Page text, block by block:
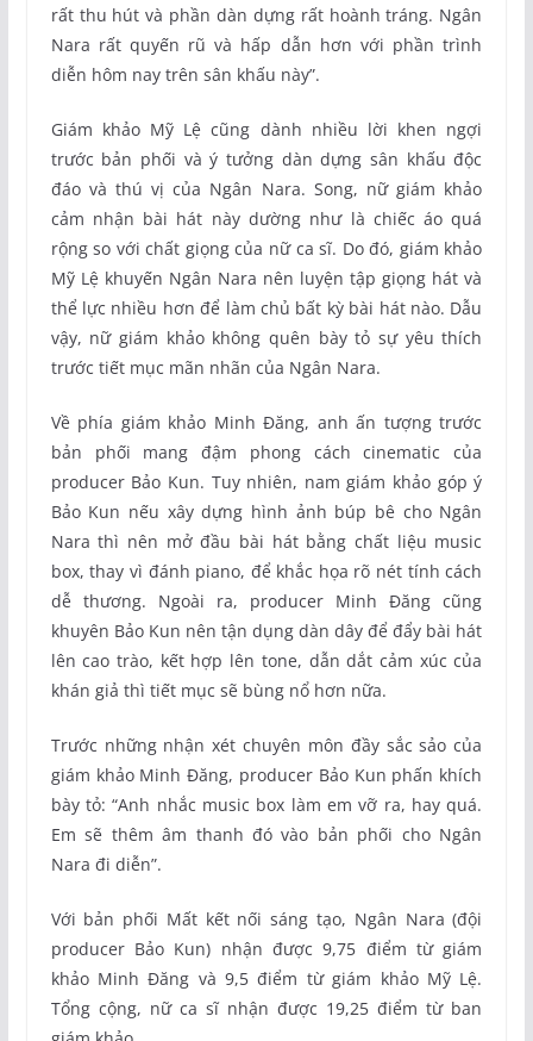
rất thu hút và phần dàn dựng rất hoành tráng. Ngân
Nara rất quyến rũ và hấp dẫn hơn với phần trình
diễn hôm nay trên sân khấu này”.
Giám khảo Mỹ Lệ cũng dành nhiều lời khen ngợi
trước bản phối và ý tưởng dàn dựng sân khấu độc
đáo và thú vị của Ngân Nara. Song, nữ giám khảo
cảm nhận bài hát này dường như là chiếc áo quá
rộng so với chất giọng của nữ ca sĩ. Do đó, giám khảo
Mỹ Lệ khuyến Ngân Nara nên luyện tập giọng hát và
thể lực nhiều hơn để làm chủ bất kỳ bài hát nào. Dẫu
vậy, nữ giám khảo không quên bày tỏ sự yêu thích
trước tiết mục mãn nhãn của Ngân Nara.
Về phía giám khảo Minh Đăng, anh ấn tượng trước
bản phối mang đậm phong cách cinematic của
producer Bảo Kun. Tuy nhiên, nam giám khảo góp ý
Bảo Kun nếu xây dựng hình ảnh búp bê cho Ngân
Nara thì nên mở đầu bài hát bằng chất liệu music
box, thay vì đánh piano, để khắc họa rõ nét tính cách
dễ thương. Ngoài ra, producer Minh Đăng cũng
khuyên Bảo Kun nên tận dụng dàn dây để đẩy bài hát
lên cao trào, kết hợp lên tone, dẫn dắt cảm xúc của
khán giả thì tiết mục sẽ bùng nổ hơn nữa.
Trước những nhận xét chuyên môn đầy sắc sảo của
giám khảo Minh Đăng, producer Bảo Kun phấn khích
bày tỏ: “Anh nhắc music box làm em vỡ ra, hay quá.
Em sẽ thêm âm thanh đó vào bản phối cho Ngân
Nara đi diễn”.
Với bản phối Mất kết nối sáng tạo, Ngân Nara (đội
producer Bảo Kun) nhận được 9,75 điểm từ giám
khảo Minh Đăng và 9,5 điểm từ giám khảo Mỹ Lệ.
Tổng cộng, nữ ca sĩ nhận được 19,25 điểm từ ban